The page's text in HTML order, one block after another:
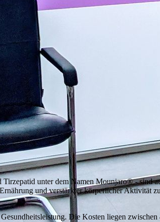
unter dem Namen Mounjaro® - sind
und verstärkter körperlicher Aktivität
Die Kosten liegen